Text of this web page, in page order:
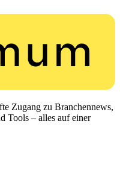
Zugang zu Branchennews,
Tools – alles auf einer